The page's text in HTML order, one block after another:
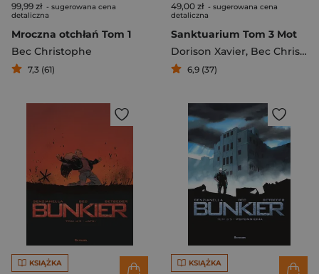
99,99 zł - sugerowana cena
detaliczna
Mroczna otchłań Tom 1
Bec Christophe
7,3 (61)
49,00 zł - sugerowana cena
detaliczna
Sanktuarium Tom 3 Mot
Dorison Xavier, Bec Christophe
6,9 (37)
KSIĄŻKA KSIĄŻKA